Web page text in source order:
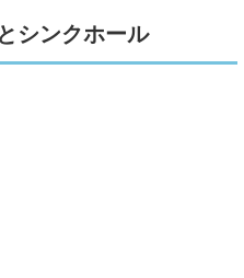
シンクホール